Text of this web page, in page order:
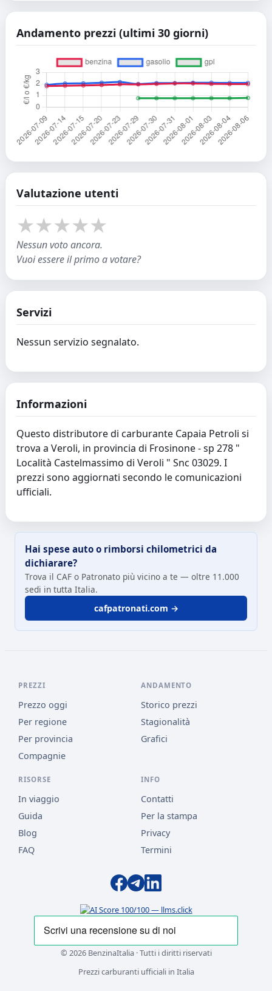
Andamento prezzi (ultimi 30 giorni)
Valutazione utenti
★★★★★
Nessun voto ancora.
Vuoi essere il primo a votare?
Servizi
Nessun servizio segnalato.
Informazioni
Questo distributore di carburante Capaia Petroli si
trova a Veroli, in provincia di Frosinone - sp 278 "
Località Castelmassimo di Veroli " Snc 03029. I
prezzi sono aggiornati secondo le comunicazioni
ufficiali.
Hai spese auto o rimborsi chilometrici da
dichiarare?
Trova il CAF o Patronato più vicino a te — oltre 11.000
sedi in tutta Italia.
cafpatronati.com →
PREZZI
Prezzo oggi
Per regione
Per provincia
Compagnie
ANDAMENTO
Storico prezzi
Stagionalità
Grafici
RISORSE
In viaggio
Guida
Blog
FAQ
INFO
Contatti
Per la stampa
Privacy
Termini
© 2026 BenzinaItalia · Tutti i diritti riservati
Prezzi carburanti ufficiali in Italia